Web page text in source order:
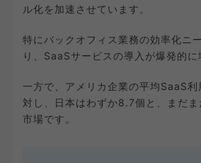
ル化を加速させています。
特にバックオフィス業務の効率化ニ
り、SaaSサービスの導入が爆発的に
一方で、アメリカ企業の平均SaaS
対し、日本はわずか8.7個と、まだ
市場です。